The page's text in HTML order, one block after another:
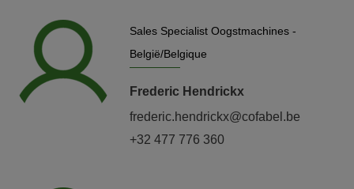
Sales Specialist Oogstmachines -
België/Belgique
Frederic Hendrickx
frederic.hendrickx@cofabel.be
+32 477 776 360